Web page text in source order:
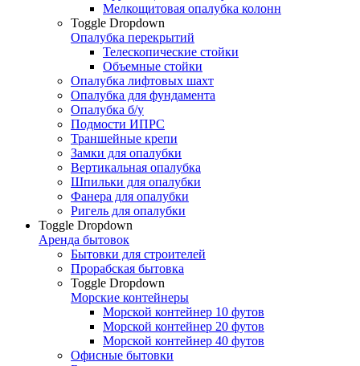
Мелкощитовая опалубка колонн
Toggle Dropdown
Опалубка перекрытий
Телескопические стойки
Объемные стойки
Опалубка лифтовых шахт
Опалубка для фундамента
Опалубка б/у
Подмости ИПРС
Траншейные крепи
Замки для опалубки
Вертикальная опалубка
Шпильки для опалубки
Фанера для опалубки
Ригель для опалубки
Toggle Dropdown
Аренда бытовок
Бытовки для строителей
Прорабская бытовка
Toggle Dropdown
Морские контейнеры
Морской контейнер 10 футов
Морской контейнер 20 футов
Морской контейнер 40 футов
Офисные бытовки